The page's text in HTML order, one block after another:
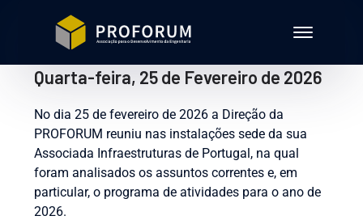
Quarta-feira, 25 de Fevereiro de 2026
No dia 25 de fevereiro de 2026 a Direção da
PROFORUM reuniu nas instalações sede da sua
Associada Infraestruturas de Portugal, na qual
foram analisados os assuntos correntes e, em
particular, o programa de atividades para o ano de
2026.